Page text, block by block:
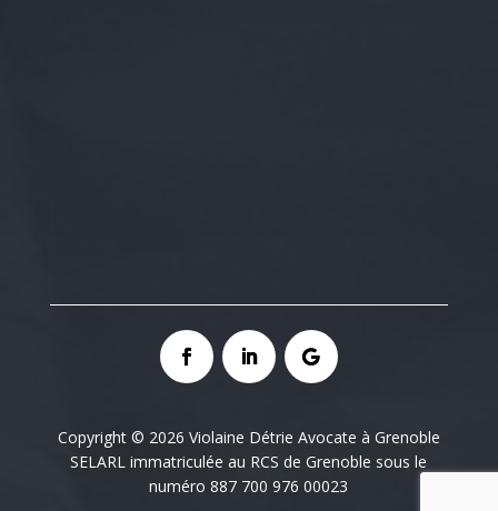
Copyright © 2026 Violaine Détrie Avocate à Grenoble
SELARL immatriculée au RCS de Grenoble sous le
numéro 887 700 976 00023